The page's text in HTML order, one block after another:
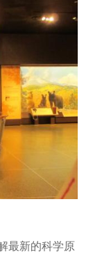
最新的科学原